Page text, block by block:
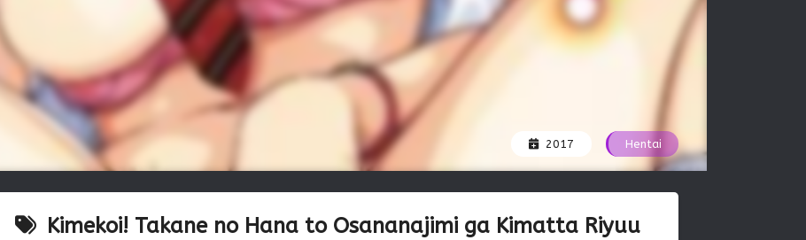
2017 Hentai
Kimekoi! Takane no Hana to Osananajimi ga Kimatta Riyuu